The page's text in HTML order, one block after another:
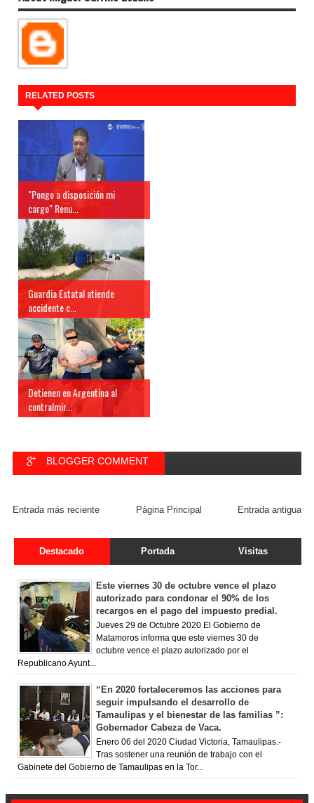
RELATED POSTS
"Pongo a disposición mi
cargo" Renu...
Guardia Estatal atiende
accidente c...
Detienen en Argentina al
contralmir...
BLOGGER COMMENT
Entrada más reciente Entrada antigua
Página Principal
Destacado Portada Visitas
Este viernes 30 de octubre vence el plazo
autorizado para condonar el 90% de los
recargos en el pago del impuesto predial.
Jueves 29 de Octubre 2020 El Gobierno de
Matamoros informa que este viernes 30 de
octubre vence el plazo autorizado por el
Republicano Ayunt...
“En 2020 fortaleceremos las acciones para
seguir impulsando el desarrollo de
Tamaulipas y el bienestar de las familias ”:
Gobernador Cabeza de Vaca.
Enero 06 del 2020 Ciudad Victoria, Tamaulipas.-
Tras sostener una reunión de trabajo con el
Gabinete del Gobierno de Tamaulipas en la Tor...